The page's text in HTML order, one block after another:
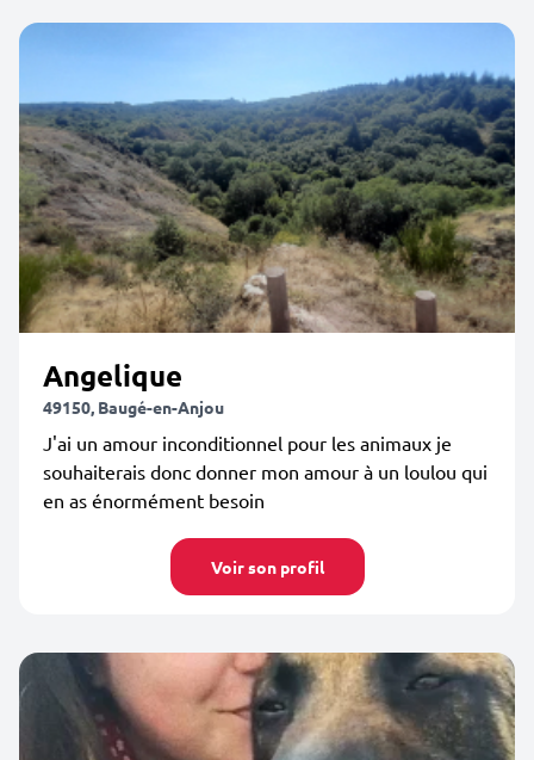
Angelique
49150, Baugé-en-Anjou
J'ai un amour inconditionnel pour les animaux je
souhaiterais donc donner mon amour à un loulou qui
en as énormément besoin
Voir son profil